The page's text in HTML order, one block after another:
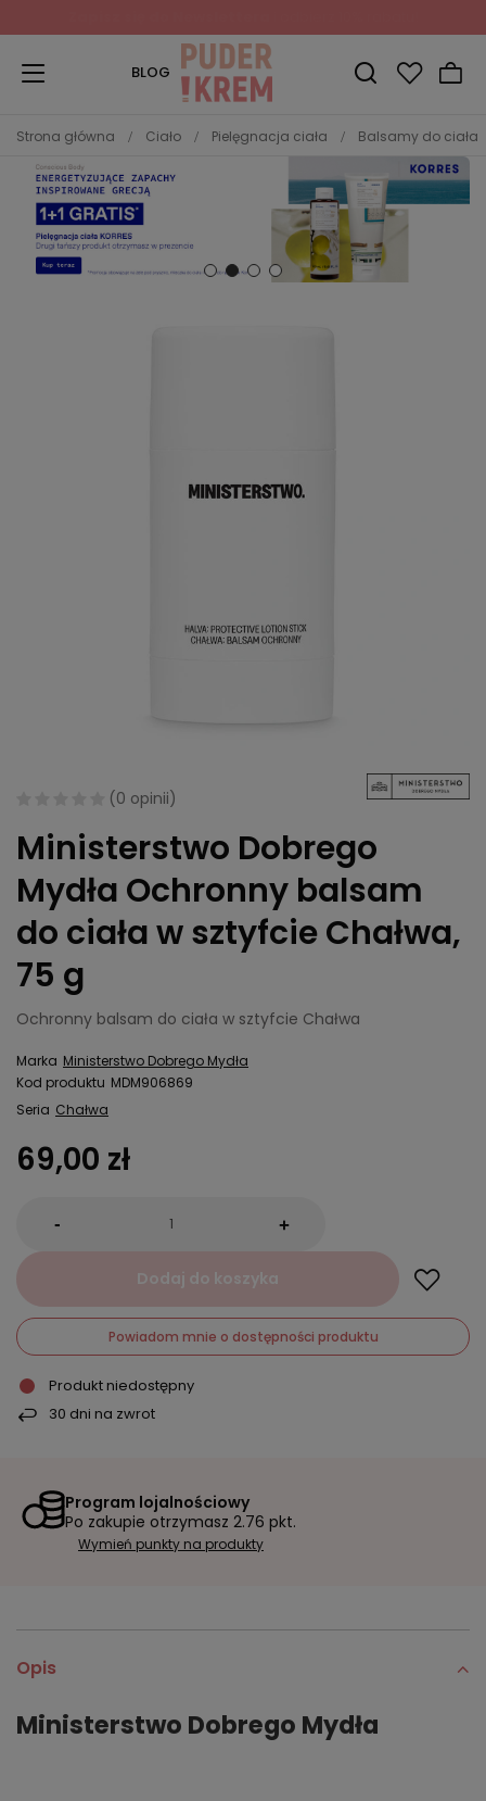
BLOG
Strona główna Ciało Pielęgnacja ciała Balsamy do ciała
(0 opinii)
Ministerstwo Dobrego
Mydła Ochronny balsam
do ciała w sztyfcie Chałwa,
75 g
Ochronny balsam do ciała w sztyfcie Chałwa
Marka Ministerstwo Dobrego Mydła
Kod produktu MDM906869
Seria Chałwa
69,00 zł
- +
Dodaj do koszyka
Powiadom mnie o dostępności produktu
Produkt niedostępny
30 dni na zwrot
Program lojalnościowy
Po zakupie otrzymasz 2.76 pkt.
Wymień punkty na produkty
Opis
Ministerstwo Dobrego Mydła